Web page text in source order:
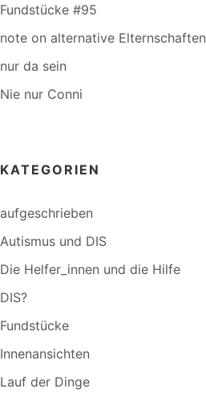
Fundstücke #95
note on alternative Elternschaften
nur da sein
Nie nur Conni
KATEGORIEN
aufgeschrieben
Autismus und DIS
Die Helfer_innen und die Hilfe
DIS?
Fundstücke
Innenansichten
Lauf der Dinge